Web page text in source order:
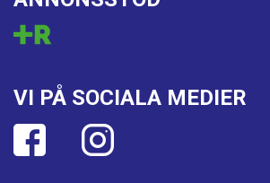
VI PÅ SOCIALA MEDIER